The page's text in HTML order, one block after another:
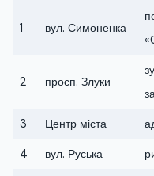
1 вул. Симоненка
2 просп. Злуки
3 Центр міста
4 вул. Руська